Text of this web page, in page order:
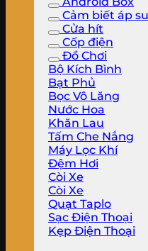
Cảm biết áp
Cửa hít
Cốp điện
Đồ Chơi
Bộ Kích Bình
Bạt Phủ
Bọc Vô Lăng
Nước Hoa
Khăn Lau
Tấm Che Nắng
Máy Lọc Khí
Đệm Hơi
Còi Xe
Còi Xe
Quạt Taplo
Sạc Điện Thoại
Kẹp Điện Thoại